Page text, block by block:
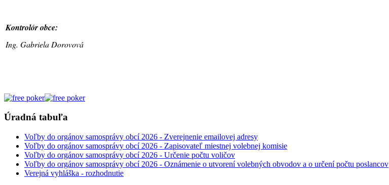
Kontrolór obce:
Ing. Gabriela Dorovová
Úradná tabuľa
Voľby do orgánov samosprávy obcí 2026 - Zverejnenie emailovej adresy
Voľby do orgánov samosprávy obcí 2026 - Zapisovateľ miestnej volebnej komisie
Voľby do orgánov samosprávy obcí 2026 - Určenie počtu voličov
Voľby do orgánov samosprávy obcí 2026 - Oznámenie o utvorení volebných obvodov a o určení počtu poslancov
Verejná vyhláška - rozhodnutie